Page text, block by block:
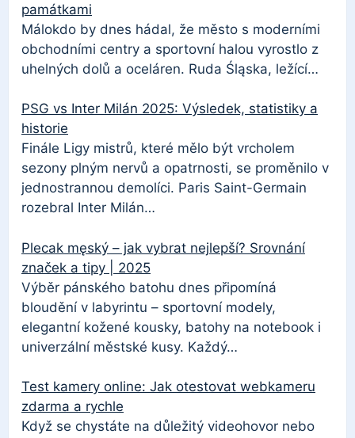
památkami
Málokdo by dnes hádal, že město s moderními
obchodními centry a sportovní halou vyrostlo z
uhelných dolů a oceláren. Ruda Śląska, ležící…
PSG vs Inter Milán 2025: Výsledek, statistiky a
historie
Finále Ligy mistrů, které mělo být vrcholem
sezony plným nervů a opatrnosti, se proměnilo v
jednostrannou demolíci. Paris Saint-Germain
rozebral Inter Milán…
Plecak męský – jak vybrat nejlepší? Srovnání
značek a tipy | 2025
Výběr pánského batohu dnes připomíná
bloudění v labyrintu – sportovní modely,
elegantní kožené kousky, batohy na notebook i
univerzální městské kusy. Každý…
Test kamery online: Jak otestovat webkameru
zdarma a rychle
Když se chystáte na důležitý videohovor nebo